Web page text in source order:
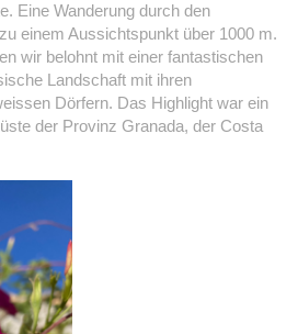
Eine Wanderung durch den
einem Aussichtspunkt über 1000 m.
wir belohnt mit einer fantastischen
Landschaft mit ihren
Dörfern. Das Highlight war ein
der Provinz Granada, der Costa